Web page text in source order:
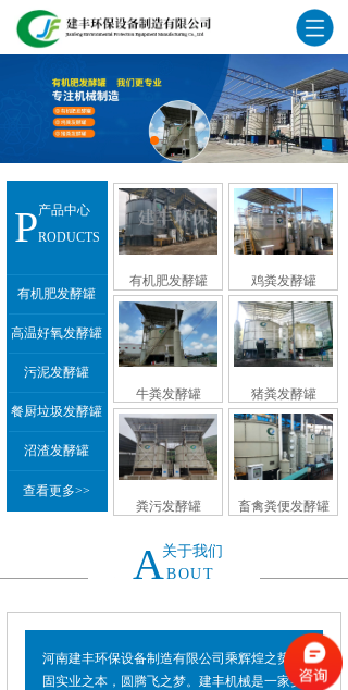
产品中心
PRODUCTS
有机肥发酵罐
高温好氧发酵罐
污泥发酵罐
餐厨垃圾发酵罐
沼渣发酵罐
查看更多>>
有机肥发酵罐 鸡粪发酵罐
牛粪发酵罐 猪粪发酵罐
粪污发酵罐 畜禽粪便发酵罐
关于我们
ABOUT
河南建丰环保设备制造有限公司乘辉煌之势，
固实业之本，圆腾飞之梦。建丰机械是一家实